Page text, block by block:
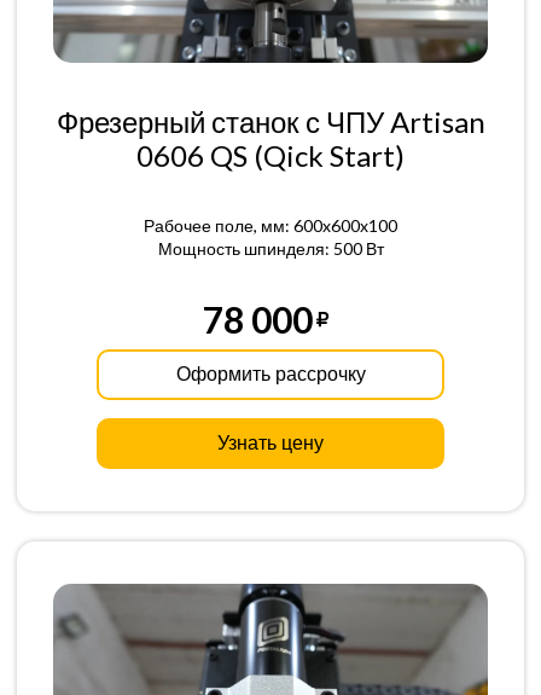
Фрезерный станок с ЧПУ Artisan
0606 QS (Qick Start)
Рабочее поле, мм: 600x600x100
Мощность шпинделя: 500 Вт
78 000
Оформить рассрочку
Узнать цену